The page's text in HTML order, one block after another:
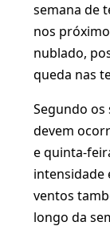
semana de
nos
nublado,
queda nas
Segundo os
devem
e quinta-
intensidade
ventos
longo da